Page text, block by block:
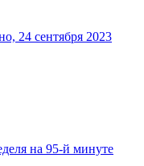
24 сентября 2023
на 95-й минуте